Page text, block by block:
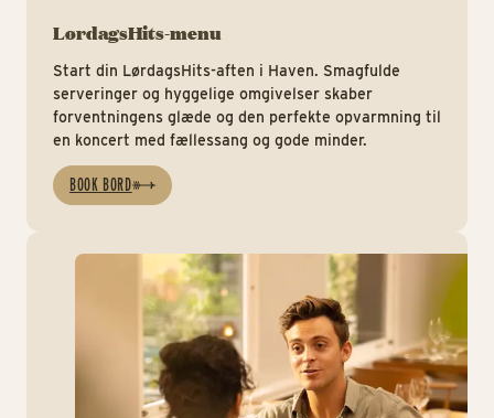
LørdagsHits-menu
Start din LørdagsHits-aften i Haven. Smagfulde
serveringer og hyggelige omgivelser skaber
forventningens glæde og den perfekte opvarmning til
en koncert med fællessang og gode minder.
BOOK BORD